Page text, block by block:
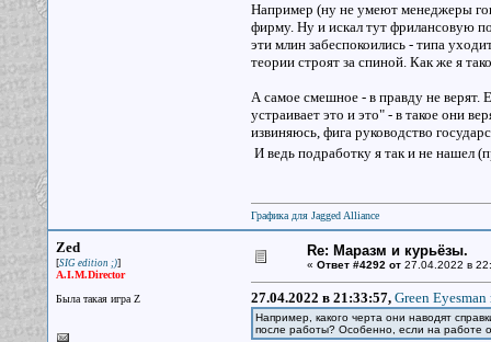
Например (ну не умеют менеджеры
фирму. Ну и искал тут фрилансовую
эти млин забеспокоились - типа
теории строят за спиной. Как же я
А самое смешное - в правду не верят.
устраивает это и это" - в такое они
извиняюсь, фига руководство
И ведь подработку я так и не нашел
Графика для Jagged Alliance
Zed
[SIG edition ;)]
A.I.M.Director
Была такая игра Z
Re: Маразм и курьёзы.
« Ответ #4292 от27.04.2022 в
27.04.2022 в 21:33:57, Green Eyesman
Например, какого черта они наводят
после работы? Особенно, если на работе